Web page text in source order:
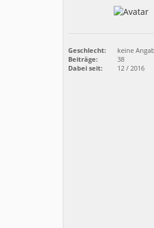
Geschlecht:
keine
Beiträge:
38
Dabei seit:
12 / 2016